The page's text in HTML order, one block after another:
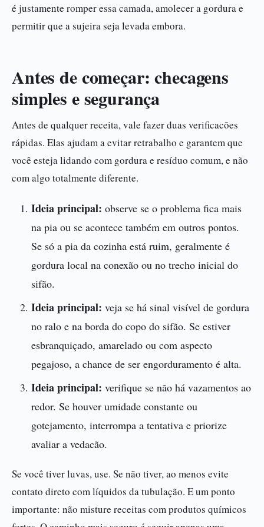
é justamente romper essa camada, amolecer a gordura e
permitir que a sujeira seja levada embora.
Antes de começar: checagens
simples e segurança
Antes de qualquer receita, vale fazer duas verificacões
rápidas. Elas ajudam a evitar retrabalho e garantem que
você esteja lidando com gordura e resíduo comum, e não
com algo totalmente diferente.
Ideia principal: observe se o problema fica mais
na pia ou se acontece também em outros pontos.
Se só a pia da cozinha está ruim, geralmente é
gordura local na conexão ou no trecho inicial do
sifão.
Ideia principal: veja se há sinal visível de gordura
no ralo e na borda do copo do sifão. Se estiver
esbranquiçado, amarelado ou com aspecto
pegajoso, a chance de ser engorduramento é alta.
Ideia principal: verifique se não há vazamentos ao
redor. Se houver umidade constante ou
gotejamento, interrompa a tentativa e priorize
avaliar a vedacão.
Se você tiver luvas, use. Se não tiver, ao menos evite
contato direto com líquidos da tubulação. E um ponto
importante: não misture receitas com produtos químicos